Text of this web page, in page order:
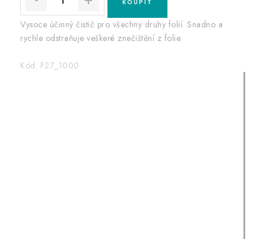
Vysoce účinný čistič pro všechny druhy folií. Snadno a
rychle odstraňuje veškeré znečištění z folie.
Kód: F27_1000